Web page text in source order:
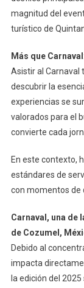
magnitud del
turístico de
Más que
Asistir al Carnaval
descubrir la
experiencias se
valorados para el
convierte cada
En este contexto,
estándares de
con momentos de
Carnaval, una de
de Cozumel,
Debido al
impacta
la edición del